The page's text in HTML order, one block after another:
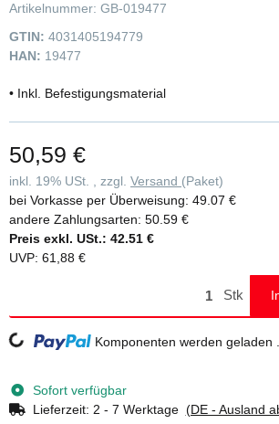
Artikelnummer: GB-019477
GTIN: 4031405194779
HAN: 19477
• Inkl. Befestigungsmaterial
50,59 €
inkl. 19% USt. , zzgl. Versand (Paket)
bei Vorkasse per Überweisung: 49.07 €
andere Zahlungsarten: 50.59 €
Preis exkl. USt.: 42.51 €
UVP: 61,88 €
Stk
Loading... Komponenten werden geladen
Sofort verfügbar
Lieferzeit: 2 - 7 Werktage (DE - Ausland